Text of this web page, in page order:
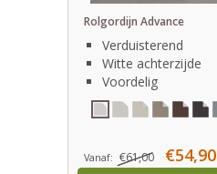
Rolgordijn Advance
Verduisterend
Witte achterzijde
Voordelig
Vanaf: €61,00 €54,90